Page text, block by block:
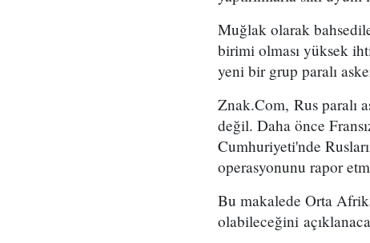
Muğlak olarak
birimi olması yüksek
yeni bir grup paralı
Znak.Com, Rus paralı
değil. Daha önce
Cumhuriyeti'nde
operasyonunu rapor
Bu makalede Orta
olabileceğini